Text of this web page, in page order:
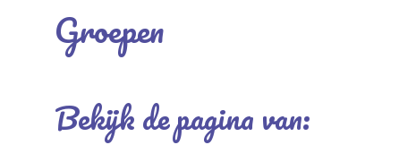
Groepen
Bekijk de pagina van: